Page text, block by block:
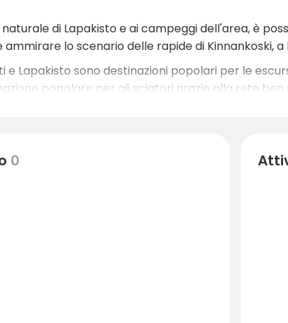
di Lapakisto e ai campeggi dell'area, è
lo scenario delle rapide di Kinnankoski, a
e Lapakisto sono destinazioni popolari per le
popolare per gli sciatori grazie alla rete
calda nella casa di Kangis a Mölytuva
0